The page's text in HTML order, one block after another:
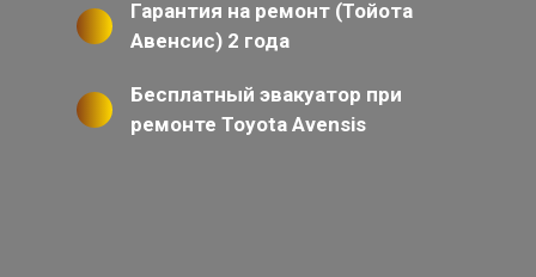
Гарантия на ремонт (Тойота
Авенсис) 2 года
Бесплатный эвакуатор при
ремонте Toyota Avensis